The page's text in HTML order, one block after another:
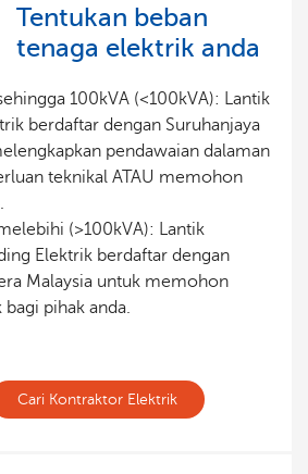
Tentukan beban
tenaga elektrik anda
100kVA (<100kVA): Lantik
berdaftar dengan Suruhanjaya
pendawaian dalaman
teknikal ATAU memohon
(>100kVA): Lantik
Elektrik berdaftar dengan
Malaysia untuk memohon
pihak anda.
Cari Kontraktor Elektrik